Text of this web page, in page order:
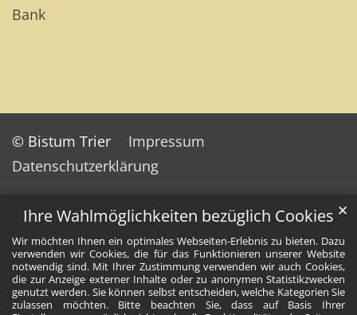
Ihre Wahlmöglichkeiten bezüglich Cookies
Wir möchten Ihnen ein optimales Webseiten-Erlebnis zu bieten. Dazu
verwenden wir Cookies, die für das Funktionieren unserer Website
notwendig sind. Mit Ihrer Zustimmung verwenden wir auch Cookies,
die zur Anzeige externer Inhalte oder zu anonymen Statistikzwecken
genutzt werden. Sie können selbst entscheiden, welche Kategorien Sie
zulassen möchten. Bitte beachten Sie, dass auf Basis Ihrer
✕
Bank
© Bistum Trier
Impressum
Datenschutzerklärung